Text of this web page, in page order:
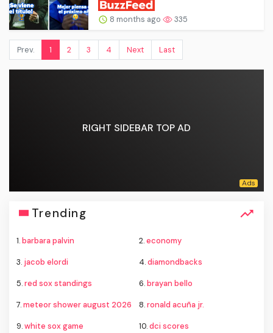
8 months ago 335
Prev. 1 2 3 4 Next Last
RIGHT SIDEBAR TOP AD
Trending
1.barbara palvin 2.economy
3. jacob elordi 4.diamondbacks
5.red sox standings 6.brayan bello
7.meteor shower august 2026 8.ronald acuña jr.
9.white sox game 10.dci scores